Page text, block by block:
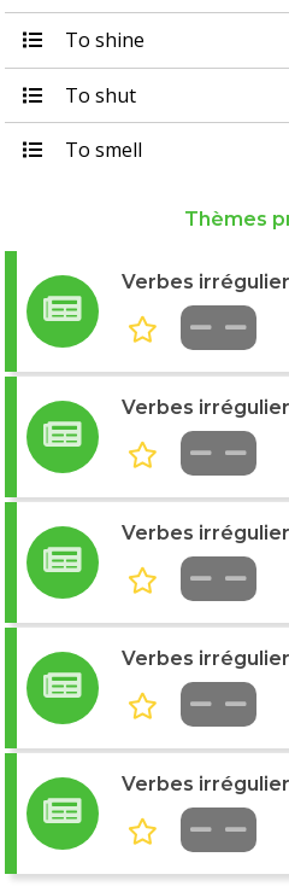
To shine
To shut
To smell
Thèmes
Verbes
Verbes
Verbes
Verbes
Verbes